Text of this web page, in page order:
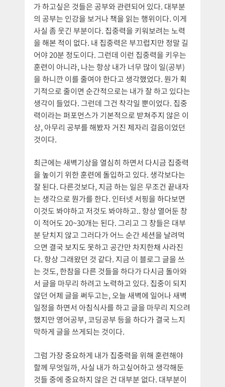
가 하고싶은 것들은 공부와 관련되어 있다. 대부분
의 공부는 인강을 보거나 책을 읽는 행위이다. 이게
사실 좀 웃긴 부분이다. 집중력을 키워보려는 노력
을 해본 적이 없다. 내 집중력은 부끄럽지만 정말 길
어야 20분 정도이다. 그런데 이런 집중력을 키우는
훈련이 아니라, 나는 항상 내가 너무 많이 일(공부)
을 하니깐 이를 줄여야 한다고 생각했었다. 뭔가 획
기적으로 줄이면 순간적으로는 내가 잘 하고 있다는
생각이 들었다. 그런데 그건 착각일 뿐이었다. 집중
력이라는 퍼포먼스가 기본적으로 받쳐주지 않은 이
상, 아무리 공부를 해봤자 거진 제자리 걸음이었던
것이다.
최근에는 새벽기상을 열심히 하면서 다시금 집중력
을 높이기 위한 훈련에 돌입하고 있다. 생각보다는
잘 된다. 다른것보다, 지금 하는 일은 무조건 끝내자
는 생각으로 뭔가를 한다. 인터넷 서핑을 하다보면
이것도 봐야하고 저것도 봐야하고.. 항상 열어둔 창
이 적어도 20~30개는 된다. 그리고 그 창들은 대부
분 닫치지 않고 그러다가 어느 순간 세션을 날려먹
으면 결국 보지도 못하고 공간만 차지한채 사라진
다. 항상 그래왔던 것 같다. 지금 이 블로그 글을 쓰
는 것도, 한참을 다른 것들을 하다가 다시금 돌아와
서 글을 마무리 하려고 노력하고 있다. 집중이 되지
않던 어제 글을 써두고는, 오늘 새벽에 일어나 새벽
일정을 하면서 아침식사를 하고 글을 마무리 지으려
했지만 영어공부, 코딩공부 등을 하다가 결국 느지
막하게 글을 쓰게되는 것이다.
그럼 가장 중요하게 내가 집중력을 위해 훈련해야
할께 무엇일까, 사실 내가 하고싶어하고 생각해둔
것들 중에 중요하지 않은 건 대부분 없다. 대부분이